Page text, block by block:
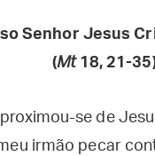
Senhor Jesus
(Mt18, 21-
se de
irmão pecar